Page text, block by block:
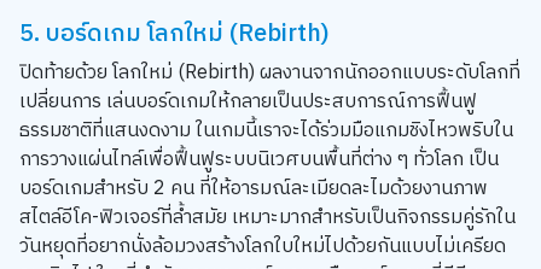
ปิดท้ายด้วย โลกใหม่ (Rebirth) ผลงานจากนักออกแบบระดับโลกที่
เปลี่ยนการ เล่นบอร์ดเกมให้กลายเป็นประสบการณ์การฟื้นฟู
ธรรมชาติที่แสนงดงาม ในเกมนี้เราจะได้ร่วมมือแกมชิงไหวพริบใน
การวางแผ่นไทล์เพื่อฟื้นฟูระบบนิเวศบนพื้นที่ต่าง ๆ ทั่วโลก เป็น
บอร์ดเกมสำหรับ 2 คน ที่ให้อารมณ์ละเมียดละไมด้วยงานภาพ
สไตล์อีโค-ฟิวเจอร์ที่ล้ำสมัย เหมาะมากสำหรับเป็นกิจกรรมคู่รักใน
วันหยุดที่อยากนั่งล้อมวงสร้างโลกใบใหม่ไปด้วยกันแบบไม่เครียด
จนเกินไป ใครที่กำลังมองหา บอร์ดเกม หรือ การ์ดเกม ที่มีธีม
แปลกใหม่และกติกาไหลลื่น การหยิบเกมนี้มาเป็น กิจกรรมทำกับ